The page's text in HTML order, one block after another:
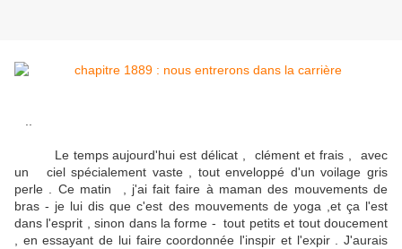
Le temps aujourd'hui est délicat , clément et frais , avec
un ciel spécialement vaste , tout enveloppé d'un voilage gris
perle . Ce matin , j'ai fait faire à maman des mouvements de
bras - je lui dis que c'est des mouvements de yoga ,et ça l'est
dans l'esprit , sinon dans la forme - tout petits et tout doucement
, en essayant de lui faire coordonnée l'inspir et l'expir . J'aurais